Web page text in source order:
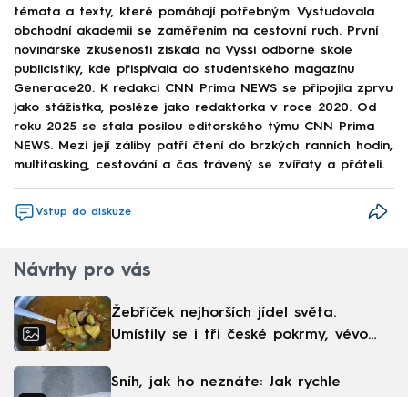
témata a texty, které pomáhají potřebným. Vystudovala
obchodní akademii se zaměřením na cestovní ruch. První
novinářské zkušenosti získala na Vyšší odborné škole
publicistiky, kde přispívala do studentského magazínu
Generace20. K redakci CNN Prima NEWS se připojila zprvu
jako stážistka, posléze jako redaktorka v roce 2020. Od
roku 2025 se stala posilou editorského týmu CNN Prima
NEWS. Mezi její záliby patří čtení do brzkých ranních hodin,
multitasking, cestování a čas trávený se zvířaty a přáteli.
Vstup do diskuze
Návrhy pro vás
Žebříček nejhorších jídel světa.
Umístily se i tři české pokrmy, vévodí
Sníh, jak ho neznáte: Jak rychle